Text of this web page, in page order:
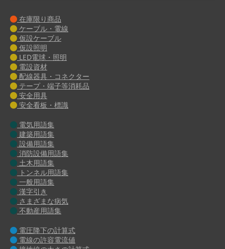
在庫限り商品
ケーブル・電線
仮設ケーブル
仮設照明
LED電球・照明
電設資材
配線器具・コネクター
テープ・端子等消耗品
安全用具
安全看板・標識
電気用語集
建築用語集
設備用語集
消防設備用語集
土木用語集
トンネル用語集
一般用語集
漢字引き
さまざまな病気
不動産用語集
電圧降下の計算式
電線の許容電流値